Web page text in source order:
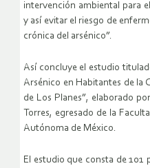
intervención ambiental para
y así evitar el riesgo de
crónica del arsénico”.
Así concluye el estudio
Arsénico en Habitantes de la
de Los Planes”, elaborado
Torres, egresado de la
Autónoma de México.
El estudio que consta de 101